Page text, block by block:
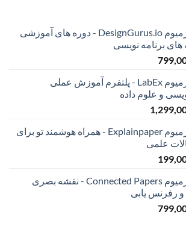
اکانت پرمیوم DesignGurus.io - دوره ‌های آموزشی
برنامه نویسی
اکانت پرمیوم LabEx - پلتفرم آموزش عملی
و علوم داده
اکانت پرمیوم Explainpaper - همراه هوشمند تو برای
علمی
اکانت پرمیوم Connected Papers - نقشه بصری
رفرنس یابی